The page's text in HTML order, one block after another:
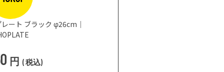
ート ブラック φ26cm｜
円 (税込)